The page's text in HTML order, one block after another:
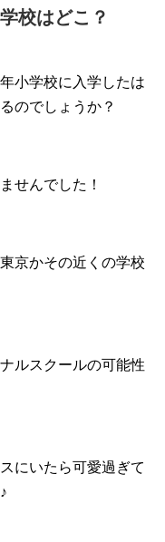
校はどこ？
小学校に入学したは
のでしょうか？
せんでした！
京かその近くの学校
ルスクールの可能性
にいたら可愛過ぎて